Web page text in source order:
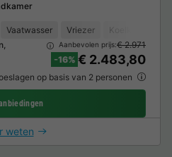
Vaatwasser Vriezer Koelkast
Aanbevolen prijs:€ 2.971
-16% € 2.483,80
op basis van 2 personen
weten